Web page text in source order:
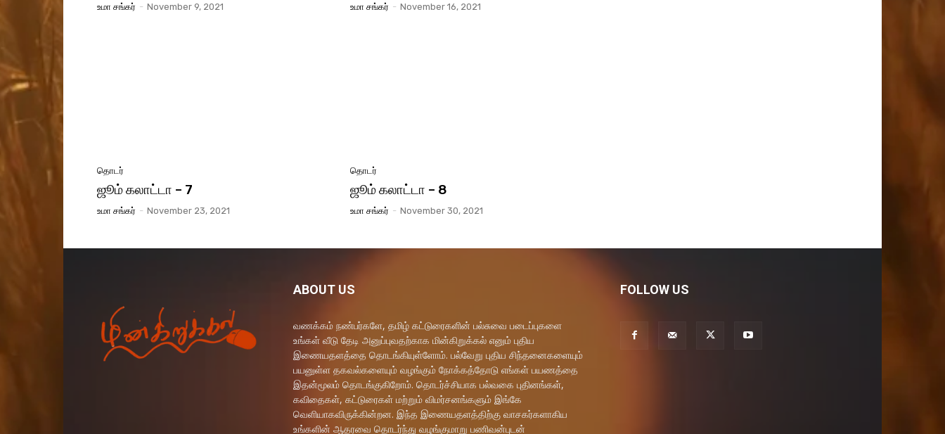
உமா சங்கர் - November 9, 2021 உமா சங்கர் - November 16, 2021
தொடர்
ஜூம் கலாட்டா – 7
உமா சங்கர் - November 23, 2021
தொடர்
ஜூம் கலாட்டா – 8
உமா சங்கர் - November 30, 2021
ABOUT US
வணக்கம் நண்பர்களே, தமிழ் கட்டுரைகளின் பல்சுவை படைப்புகளை
உங்கள் வீடு தேடி அனுப்புவதற்காக மின்கிறுக்கல் எனும் புதிய
இணையதளத்தை தொடங்கியுள்ளோம். பல்வேறு புதிய சிந்தனைகளையும்
பயனுள்ள தகவல்களையும் வழங்கும் நோக்கத்தோடு எங்கள் பயணத்தை
இதன்மூலம் தொடங்குகிறோம். தொடர்ச்சியாக பல்வகை புதினங்கள்,
கவிதைகள், கட்டுரைகள் மற்றும் விமர்சனங்களும் இங்கே
வெளியாகவிருக்கின்றன. இந்த இணையதளத்திற்கு வாசகர்களாகிய
உங்களின் ஆதரவை தொடர்ந்து வழங்குமாறு பணிவன்புடன்
FOLLOW US